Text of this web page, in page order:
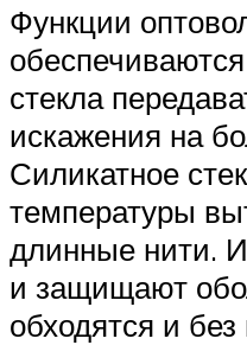
Функции
стекла
искажения на
Силикатное
температуры
длинные нити.
и защищают
обходятся и без